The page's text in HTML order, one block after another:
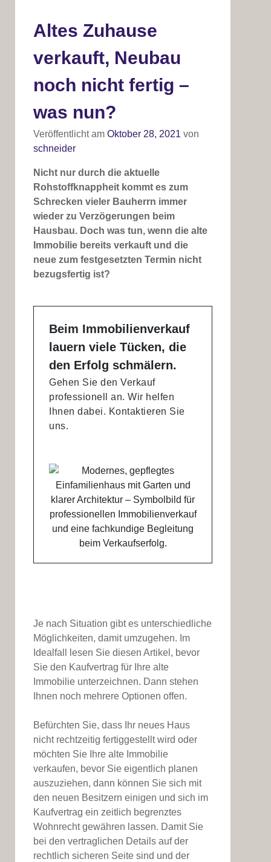
Altes Zuhause
verkauft, Neubau
noch nicht fertig –
was nun?
Veröffentlicht am Oktober 28, 2021 von
schneider
Nicht nur durch die aktuelle
Rohstoffknappheit kommt es zum
Schrecken vieler Bauherrn immer
wieder zu Verzögerungen beim
Hausbau. Doch was tun, wenn die alte
Immobilie bereits verkauft und die
neue zum festgesetzten Termin nicht
bezugsfertig ist?
Beim Immobilienverkauf
lauern viele Tücken, die
den Erfolg schmälern.
Gehen Sie den Verkauf
professionell an. Wir helfen
Ihnen dabei. Kontaktieren Sie
uns.
Je nach Situation gibt es unterschiedliche
Möglichkeiten, damit umzugehen. Im
Idealfall lesen Sie diesen Artikel, bevor
Sie den Kaufvertrag für Ihre alte
Immobilie unterzeichnen. Dann stehen
Ihnen noch mehrere Optionen offen.
Befürchten Sie, dass Ihr neues Haus
nicht rechtzeitig fertiggestellt wird oder
möchten Sie Ihre alte Immobilie
verkaufen, bevor Sie eigentlich planen
auszuziehen, dann können Sie sich mit
den neuen Besitzern einigen und sich im
Kaufvertrag ein zeitlich begrenztes
Wohnrecht gewähren lassen. Damit Sie
bei den vertraglichen Details auf der
rechtlich sicheren Seite sind und der